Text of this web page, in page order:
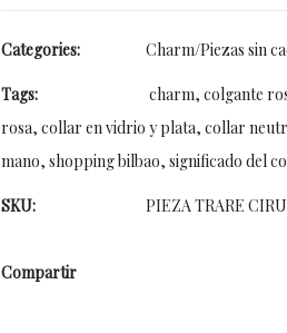
Categories: Charm/Piezas sin
Tags: charm, colgante
rosa, collar en vidrio y plata, collar
mano, shopping bilbao, significado del
SKU: PIEZA TRARE
Compartir